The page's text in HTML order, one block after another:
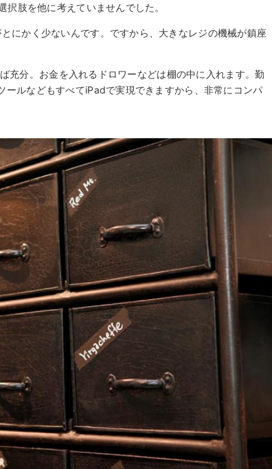
肢を他に考えていませんでした。
にかく少ないんです。ですから、大きなレジの機械が鎮座
充分。お金を入れるドロワーなどは棚の中に入れます。勤
ルなどもすべてiPadで実現できますから、非常にコンパ